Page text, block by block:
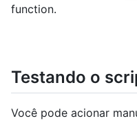
function.
Testando o
Você pode acionar